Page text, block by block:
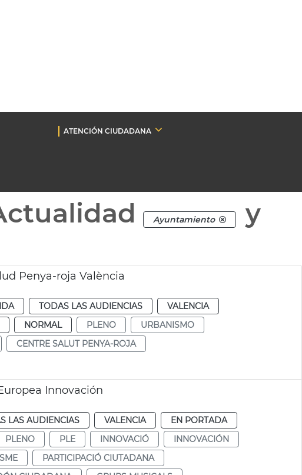
ATENCIÓN CIUDADANA
Ayuntamiento
y
Penya-roja València
TODAS LAS AUDIENCIAS
VALENCIA
NORMAL PLENO
URBANISMO
CENTRE SALUT PENYA-ROJA
Innovación
LAS AUDIENCIAS VALENCIA
EN PORTADA
PLENO PLE INNOVACIÓ
INNOVACIÓN
PARTICIPACIÓ CIUTADANA